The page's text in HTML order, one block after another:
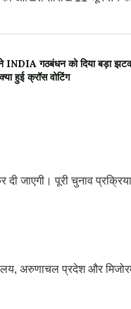
गठबंधन को दिया बड़ा
हुई क्रॉस वोटिंग
जाएगी। पूरी चुनाव
अरुणाचल प्रदेश और